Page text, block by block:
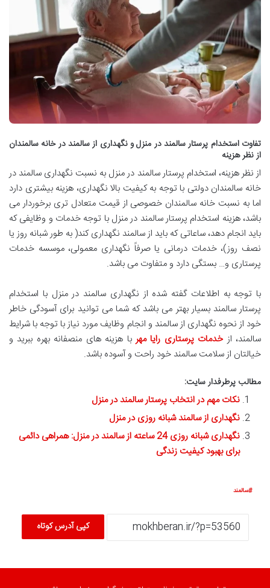
تفاوت استخدام پرستار سالمند در منزل و نگهداری از سالمند در خانه سالمندان
از نظر هزینه
از نظر هزینه، استخدام پرستار سالمند در منزل به نسبت نگهداری سالمند در
خانه سالمندان دولتی با توجه به کیفیت بالا نگهداری، هزینه بیشتری دارد
اما به نسبت خانه‌ سالمندان خصوصی از قیمت متعادل‌ تری برخوردار می
باشد، هزینه استخدام پرستار سالمند در منزل با توجه خدمات و وظایفی که
باید انجام دهد، ساعاتی که باید از سالمند نگهداری کند( به طور شبانه روز یا
نصف روز)، خدمات درمانی یا صرفاً نگهداری معمولی، موسسه خدمات
پرستاری و… بستگی دارد و متفاوت می باشد.
با توجه به اطلاعات گفته شده از نگهداری سالمند در منزل با استخدام
پرستار سالمند بسیار بهتر می باشد که شما می توانید برای آسودگی خاطر
خود از نحوه نگهداری از سالمند و انجام وظایف مورد نیاز با توجه با شرایط
سالمند، ازخدمات پرستاری رایا مهر با هزینه های منصفانه بهره ببرید و
خیالتان از سلامت سالمند خود راحت و آسوده باشد.
مطالب پرطرفدار سایت:
نکات مهم در انتخاب پرستار سالمند در منزل
نگهداری از سالمند شبانه روزی در منزل
نگهداری شبانه روزی 24 ساعته از سالمند در منزل: همراهی دائمی
برای بهبود کیفیت زندگی
سالمند
کپی آدرس کوتاه